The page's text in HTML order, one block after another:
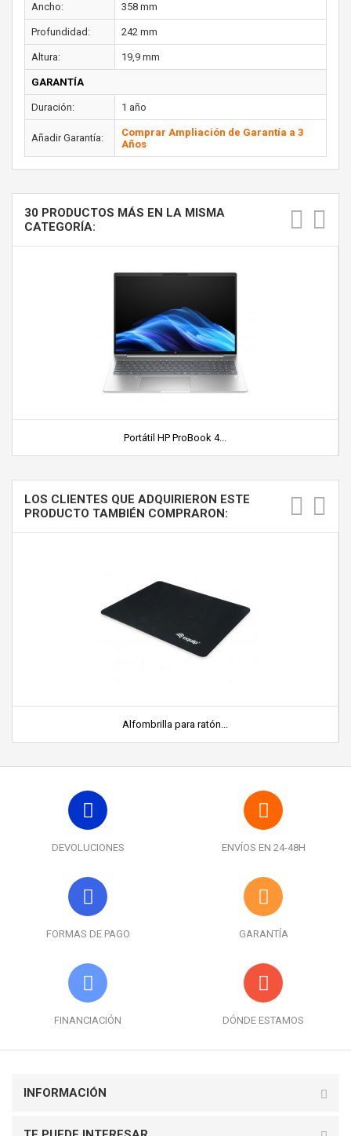
Ancho: 358 mm
Profundidad: 242 mm
Altura: 19,9 mm
GARANTÍA
Duración: 1 año
Añadir Garantía:
Comprar Ampliación de Garantía a 3
Años
30 PRODUCTOS MÁS EN LA MISMA
CATEGORÍA:
Portátil HP ProBook 4...
LOS CLIENTES QUE ADQUIRIERON ESTE
PRODUCTO TAMBIÉN COMPRARON:
Alfombrilla para ratón...
DEVOLUCIONES ENVÍOS EN 24-48H
FORMAS DE PAGO GARANTÍA
FINANCIACIÓN DÓNDE ESTAMOS
INFORMACIÓN